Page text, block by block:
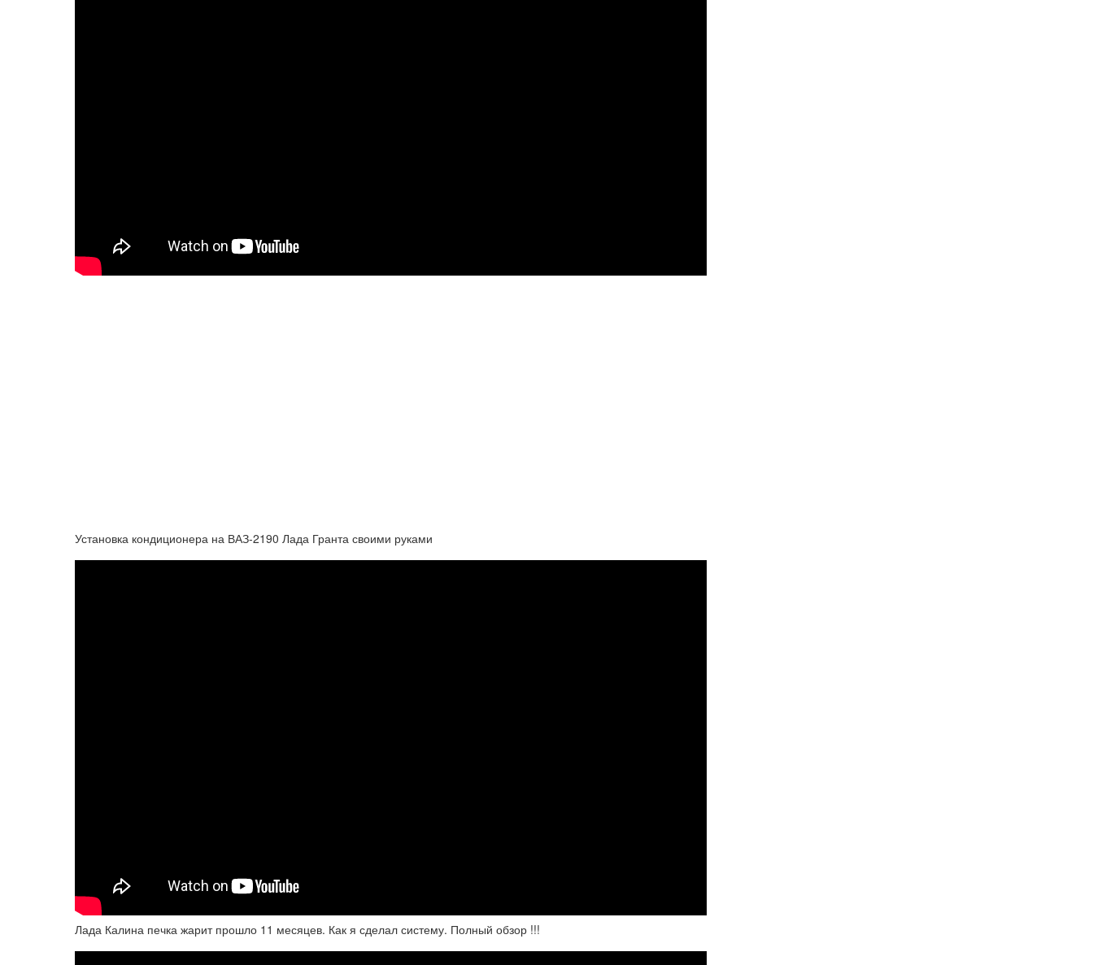
Установка кондиционера на ВАЗ-2190 Лада Гранта своими руками
Лада Калина печка жарит прошло 11 месяцев. Как я сделал систему. Полный обзор !!!